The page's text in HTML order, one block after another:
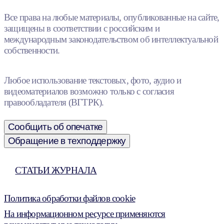
Все права на любые материалы, опубликованные на сайте,
защищены в соответствии с российским и
международным законодательством об интеллектуальной
собственности.
Любое использование текстовых, фото, аудио и
видеоматериалов возможно только с согласия
правообладателя (ВГТРК).
Сообщить об опечатке
Обращение в техподдержку
СТАТЬИ ЖУРНАЛА
Политика обработки файлов cookie
На информационном ресурсе применяются